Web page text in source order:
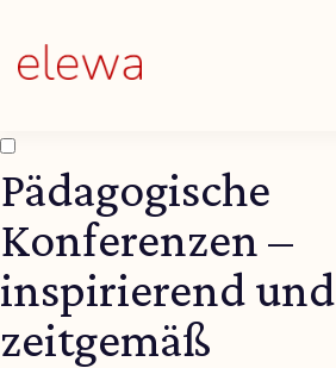
Pädagogische
Konferenzen –
inspirierend und
zeitgemäß